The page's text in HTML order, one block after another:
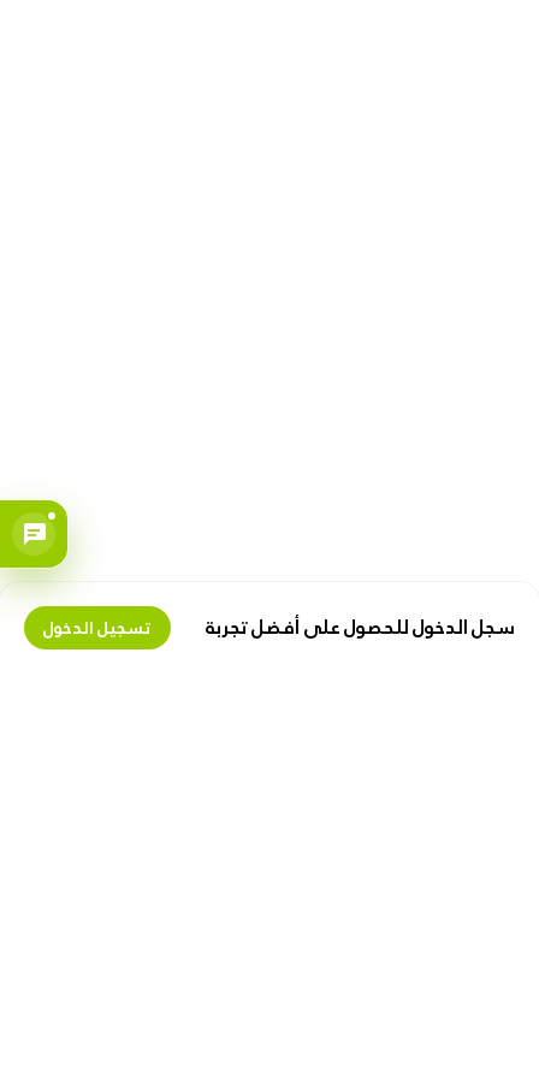
سجل الدخول للحصول على أفضل تجربة تسجيل الدخول